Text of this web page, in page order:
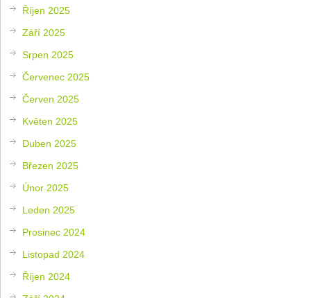
Říjen 2025
Září 2025
Srpen 2025
Červenec 2025
Červen 2025
Květen 2025
Duben 2025
Březen 2025
Únor 2025
Leden 2025
Prosinec 2024
Listopad 2024
Říjen 2024